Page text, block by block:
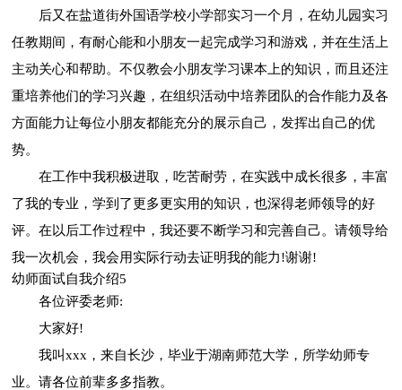
后又在盐道街外国语学校小学部实习一个月，在幼儿园实习
任教期间，有耐心能和小朋友一起完成学习和游戏，并在生活上
主动关心和帮助。不仅教会小朋友学习课本上的知识，而且还注
重培养他们的学习兴趣，在组织活动中培养团队的合作能力及各
方面能力让每位小朋友都能充分的展示自己，发挥出自己的优
势。
在工作中我积极进取，吃苦耐劳，在实践中成长很多，丰富
了我的专业，学到了更多更实用的知识，也深得老师领导的好
评。在以后工作过程中，我还要不断学习和完善自己。请领导给
我一次机会，我会用实际行动去证明我的能力!谢谢!
幼师面试自我介绍5
各位评委老师:
大家好!
我叫xxx，来自长沙，毕业于湖南师范大学，所学幼师专
业。请各位前辈多多指教。